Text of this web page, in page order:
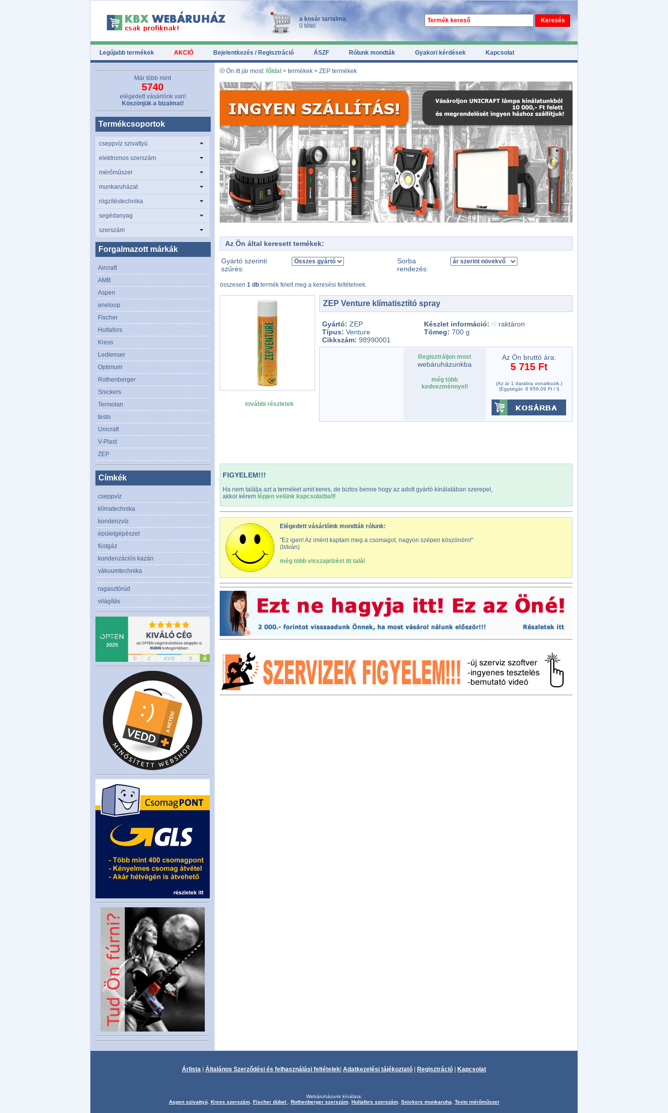
a kosár tartalma:
0 tétel
Legújabb termékek AKCIÓ Bejelentkezés / Regisztráció ÁSZF Rólunk mondták Gyakori kérdések Kapcsolat
Ön itt jár most: főldal > termékek > ZEP termékek
Az Ön által keresett temékek:
Gyártó szerinti
szűrés:
Sorba
rendezés:
összesen 1 db termék felelt meg a keresési feltételnek.
további részletek
ZEP Venture klímatisztító spray
Gyártó: ZEP
Típus: Venture
Cikkszám: 98990001
Készlet információ:
raktáron
Tömeg: 700 g
Regisztráljon most
webáruházunkba
még több
kedvezménnyel!
Az Ön bruttó ára:
5 715 Ft
(Az ár 1 darabra vonatkozik.)
(Egységár: 8 659,09 Ft / l)
FIGYELEM!!!
Ha nem találja azt a terméket amit keres, de biztos benne hogy az adott gyártó kínálatában szerepel,
akkor kérem lépjen velünk kapcsolatba!!!
Elégedett vásárlóink mondták rólunk:
"Ez igen! Az imént kaptam meg a csomagot, nagyon szépen köszönöm!"
(István)
még több visszajelzést itt talál
Már több mint
5740
elégedett vásárlónk van!
Köszönjük a bizalmat!
Termékcsoportok
cseppvíz szivattyú
elektromos szerszám
mérőműszer
munkaruházat
rögzítéstechnika
segédanyag
szerszám
Forgalmazott márkák
Aircraft
AMB
Aspen
eneloop
Fischer
Hultafors
Kress
Ledlenser
Optimum
Rothenberger
Snickers
Termolan
testo
Unicraft
V-Plast
ZEP
Címkék
cseppvíz
klímatechnika
kondenzvíz
épületgépészet
füstgáz
kondenzációs kazán
vákuumtechnika
ragasztórúd
világítás
Árlista Általános Szerződési és felhasználási feltételek Adatkezelési tájékoztató Regisztráció Kapcsolat
Webáruházunk kínálata:
Aspen szivattyú, Kress szerszám, Fischer dübel , Rothenberger szerszám, Hultafors szerszám, Snickers munkaruha, Testo mérőműszer